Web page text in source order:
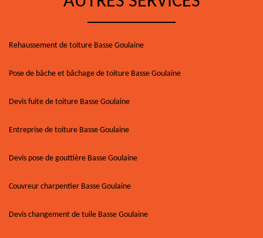
Rehaussement de toiture Basse Goulaine
Pose de bâche et bâchage de toiture Basse Goulaine
Devis fuite de toiture Basse Goulaine
Entreprise de toiture Basse Goulaine
Devis pose de gouttière Basse Goulaine
Couvreur charpentier Basse Goulaine
Devis changement de tuile Basse Goulaine